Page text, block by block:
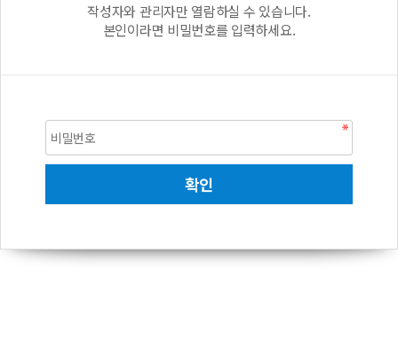
작성자와 관리자만 열람하실 수 있습니다.
본인이라면 비밀번호를 입력하세요.